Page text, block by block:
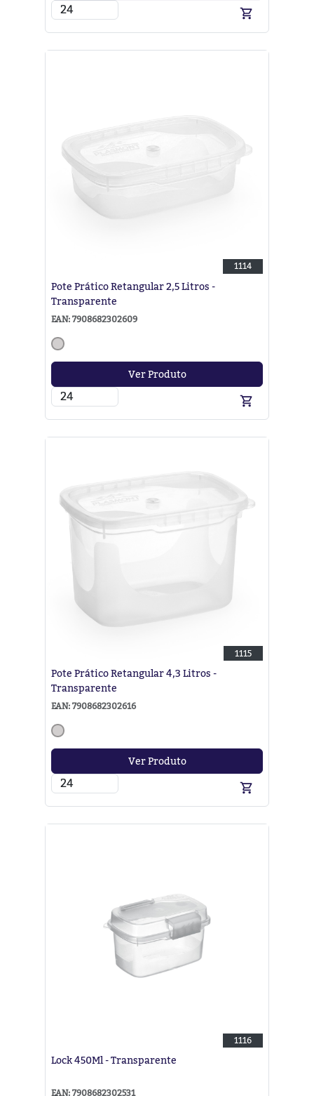
1114
Pote Prático Retangular 2,5 Litros -
Transparente
EAN: 7908682302609
Ver Produto
1115
Pote Prático Retangular 4,3 Litros -
Transparente
EAN: 7908682302616
Ver Produto
1116
Lock 450Ml - Transparente